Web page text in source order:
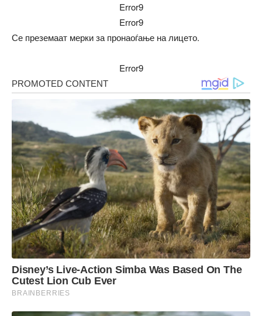
Error9
Error9
Се преземаат мерки за пронаоѓање на лицето.
Error9